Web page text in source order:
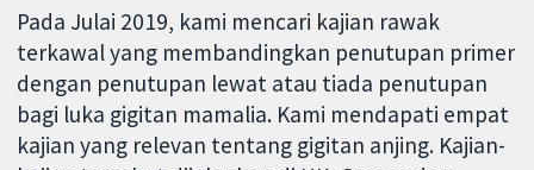
Pada Julai 2019, kami mencari kajian rawak
terkawal yang membandingkan penutupan primer
dengan penutupan lewat atau tiada penutupan
bagi luka gigitan mamalia. Kami mendapati empat
kajian yang relevan tentang gigitan anjing. Kajian-